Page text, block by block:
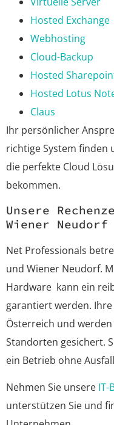
Hosted Exchange
Webhosting
Cloud-Backup
Hosted
Hosted Lotus
Claus
Ihr persönlicher
richtige System finden
die perfekte Cloud
bekommen.
Unsere
Wiener Neudorf
Net Professionals
und Wiener Neudorf.
Hardware kann ein
garantiert werden.
Österreich und
Standorten gesichert.
ein Betrieb ohne
Nehmen Sie unsere IT-
unterstützen Sie und